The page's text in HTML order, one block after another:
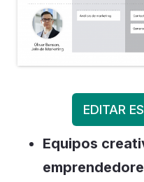
EDITAR
Equipos